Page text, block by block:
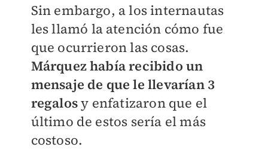
Sin embargo, a los internautas
les llamó la atención cómo fue
que ocurrieron las cosas.
Márquez había recibido un
mensaje de que le llevarían 3
regalosy enfatizaron que el
último de estos sería el más
costoso.